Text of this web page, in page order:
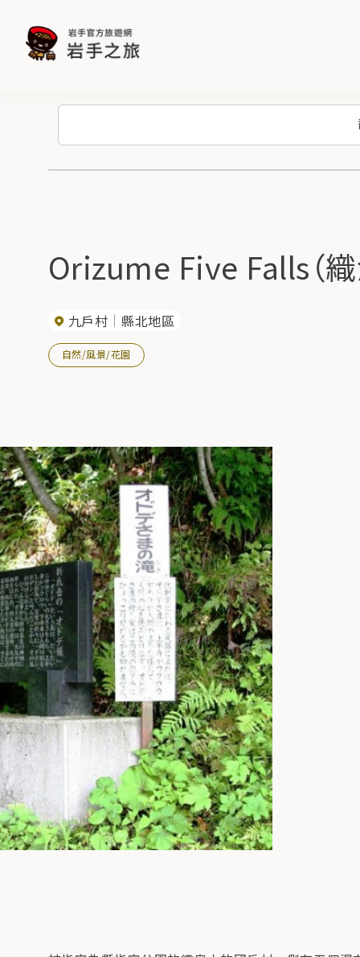
Orizume Five Falls（
九戶村 縣北地區
自然/風景/花園